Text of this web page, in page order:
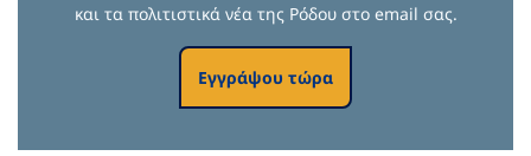
και τα πολιτιστικά νέα της Ρόδου στο email σας.
Εγγράψου τώρα